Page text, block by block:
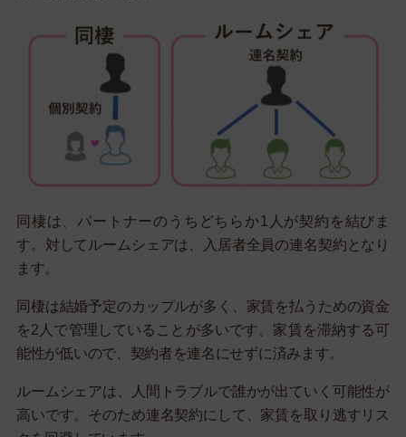
同棲は、パートナーのうちどちらか1人が契約を結びま
す。対してルームシェアは、入居者全員の連名契約となり
ます。
同棲は結婚予定のカップルが多く、家賃を払うための資金
を2人で管理していることが多いです。家賃を滞納する可
能性が低いので、契約者を連名にせずに済みます。
ルームシェアは、人間トラブルで誰かが出ていく可能性が
高いです。そのため連名契約にして、家賃を取り逃すリス